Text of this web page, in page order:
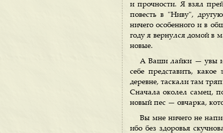
и прочности. Я взял
повесть в "Ниву",
ничего особенного и в
году я вернулся домой в
новые.
А Ваши лайки — увы и
себе представить,
деревне, таскали там
Сначала околел самец,
новый пес — овчарка,
Вы мне ничего не
ибо без здоровья